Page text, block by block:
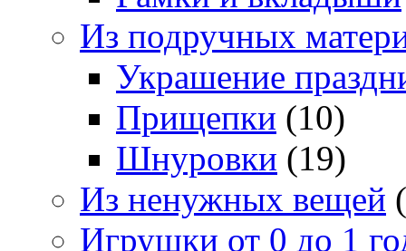
Из подручных
Украшение
Прищепки (10)
Шнуровки (19)
Из ненужных вещей
Игрушки от 0 до 1